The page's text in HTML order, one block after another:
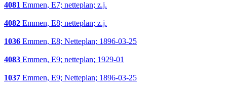
4081 Emmen, E7; netteplan; z.j.
4082 Emmen, E8; netteplan; z.j.
1036 Emmen, E8; Netteplan; 1896-03-25
4083 Emmen, E9; netteplan; 1929-01
1037 Emmen, E9; Netteplan; 1896-03-25